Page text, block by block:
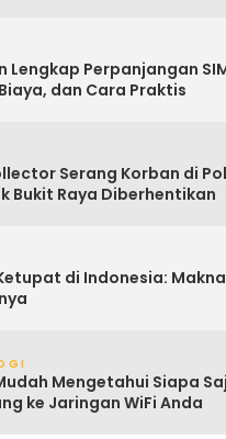
Lengkap Perpanjangan
dan Cara Praktis
Serang Korban di
Bukit Raya Diberhentikan
di Indonesia:
Mengetahui Siapa
ke Jaringan WiFi Anda